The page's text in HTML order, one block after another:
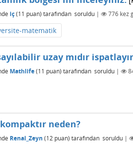
iç(11 puan) tarafından soruldu | 776 kez
matematik
uzay mıdır
Mathlife(11 puan) tarafından soruldu |
neden?
Renal_Zeyn (12 puan) tarafından soruldu |